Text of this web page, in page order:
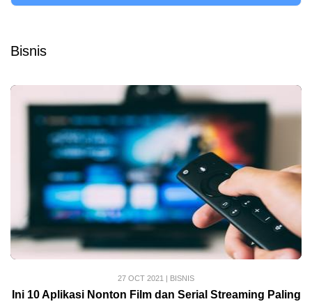
Bisnis
27 OCT 2021 | BISNIS
Ini 10 Aplikasi Nonton Film dan Serial Streaming Paling